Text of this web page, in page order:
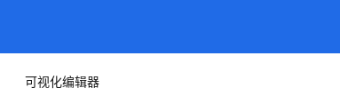
可视化编辑器